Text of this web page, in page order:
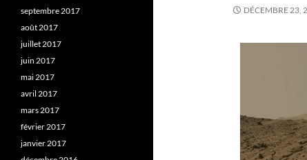
DÉCEMBRE 23,
septembre 2017
août 2017
juillet 2017
juin 2017
mai 2017
avril 2017
mars 2017
février 2017
janvier 2017